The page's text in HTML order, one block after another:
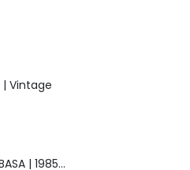
Vintage
Muñeca Raquel | BASA | 1985 | Vintage